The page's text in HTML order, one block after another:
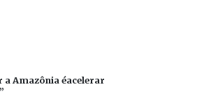
a Amazônia éacelerar